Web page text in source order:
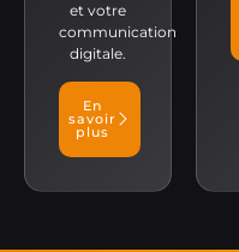
et votre
communication
digitale.
En
savoir
plus